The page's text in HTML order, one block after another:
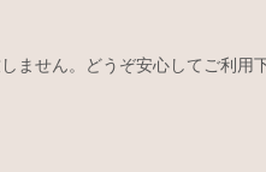
ません。どうぞ安心してご利用下